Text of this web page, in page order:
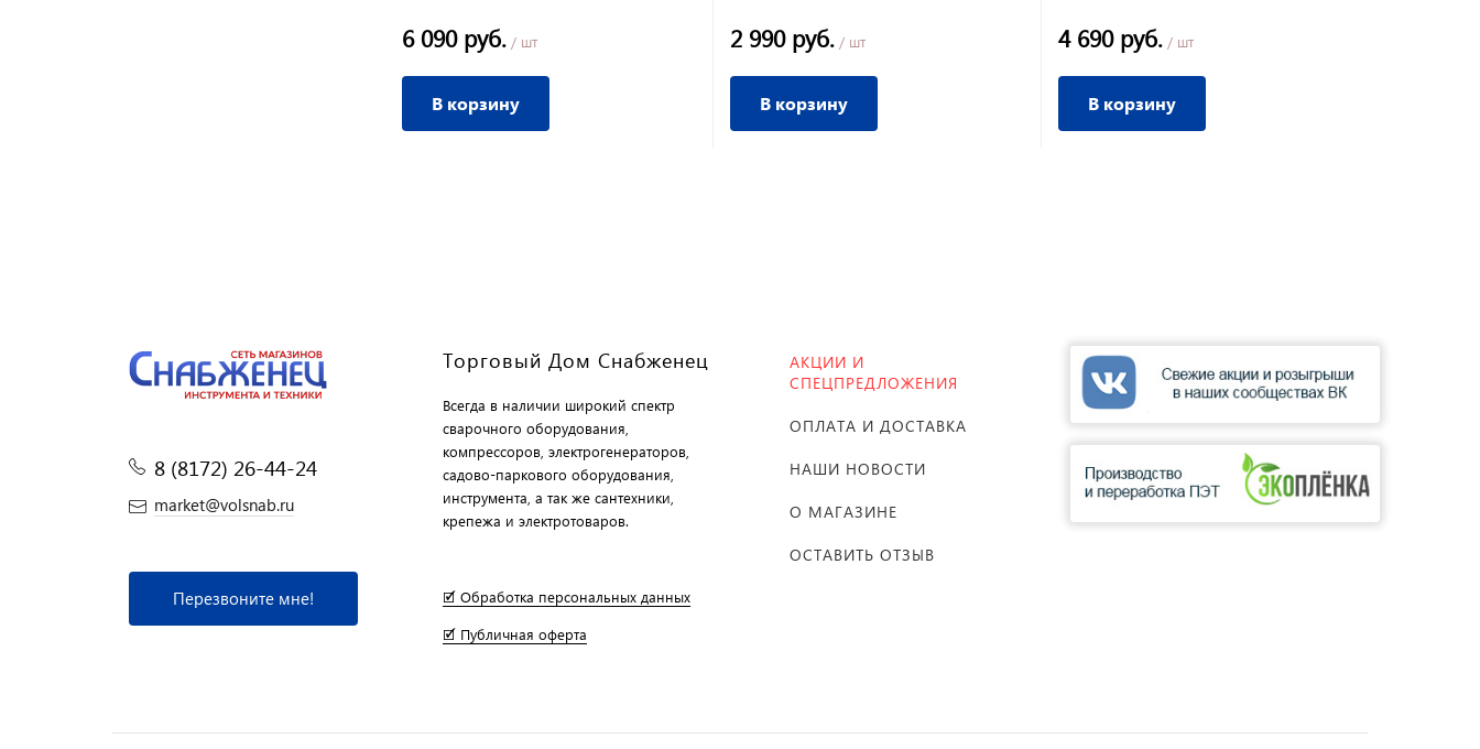
6 090 руб. / шт
В корзину
2 990 руб. / шт
В корзину
4 690 руб. / шт
В корзину
8 (8172) 26-44-24
market@volsnab.ru
Перезвоните мне!
Торговый Дом Снабженец
Всегда в наличии широкий спектр
сварочного оборудования,
компрессоров, электрогенераторов,
садово-паркового оборудования,
инструмента, а так же сантехники,
крепежа и электротоваров.
🗹 Обработка персональных данных
🗹 Публичная оферта
АКЦИИ И
СПЕЦПРЕДЛОЖЕНИЯ
ОПЛАТА И ДОСТАВКА
НАШИ НОВОСТИ
О МАГАЗИНЕ
ОСТАВИТЬ ОТЗЫВ